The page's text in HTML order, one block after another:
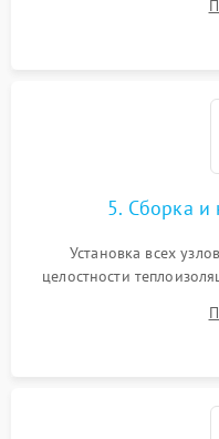
выгоревших реле,
5. Сборка и
Установка всех
целостности
исключить перегрев
Надежная фиксация